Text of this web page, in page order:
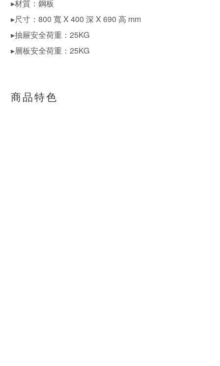
▸材質：鋼板
▸尺寸：800 寬 X 400 深 X 690 高 mm
▸抽屜安全荷重：25KG
▸層板安全荷重：25KG
商品特色